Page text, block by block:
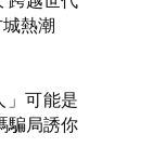
熱潮
」可能是
騙局誘你